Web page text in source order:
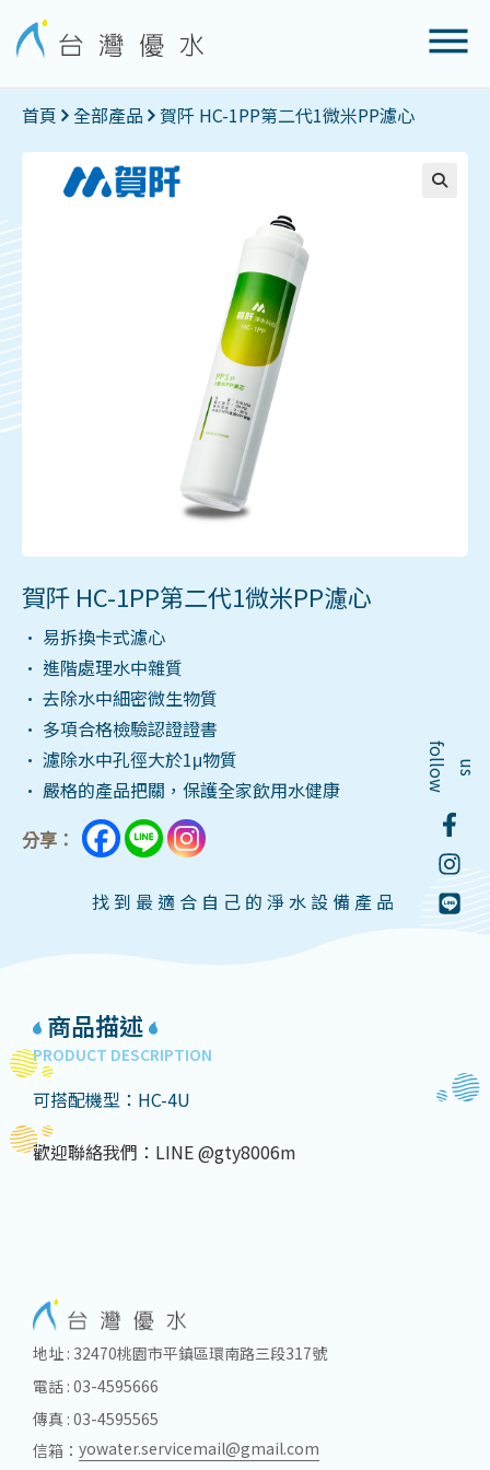
f
o l
l
o
w u
s
首頁 全部產品 賀阡 HC-1PP第二代1微米PP濾心
賀阡 HC-1PP第二代1微米PP濾心
• 易拆換卡式濾心
• 進階處理水中雜質
• 去除水中細密微生物質
• 多項合格檢驗認證證書
• 濾除水中孔徑大於1μ物質
• 嚴格的產品把關，保護全家飲用水健康
分享：
找到最適合自己的淨水設備產品
商品描述
PRODUCT DESCRIPTION
可搭配機型：HC-4U
歡迎聯絡我們：LINE @gty8006m
地址 : 32470桃園市平鎮區環南路三段317號
電話 : 03-4595666
傳真 : 03-4595565
信箱： yowater.servicemail@gmail.com